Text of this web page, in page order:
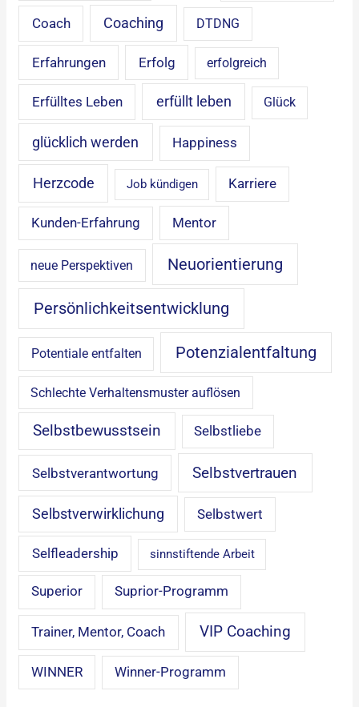
Coach Coaching DTDNG
Erfahrungen Erfolg erfolgreich
Erfülltes Leben erfüllt leben Glück
glücklich werden Happiness
Herzcode Job kündigen Karriere
Kunden-Erfahrung Mentor
neue Perspektiven Neuorientierung
Persönlichkeitsentwicklung
Potentiale entfalten Potenzialentfaltung
Schlechte Verhaltensmuster auflösen
Selbstbewusstsein Selbstliebe
Selbstverantwortung Selbstvertrauen
Selbstverwirklichung Selbstwert
Selfleadership sinnstiftende Arbeit
Superior Suprior-Programm
Trainer, Mentor, Coach VIP Coaching
WINNER Winner-Programm